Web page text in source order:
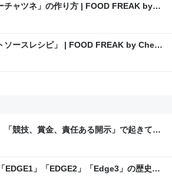
チャツネ」の作り方 | FOOD FREAK by
ソースレシピ」 | FOOD FREAK by Chef
競技、賞金、責任ある開示」で起きてい
EDGE1」「EDGE2」「Edge3」の歴史に
バテックLAB